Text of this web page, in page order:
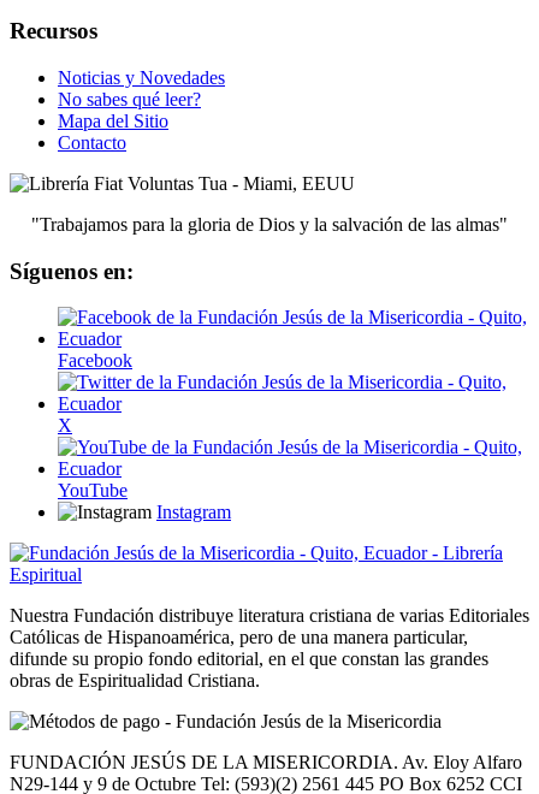
Recursos
Noticias y Novedades
No sabes qué leer?
Mapa del Sitio
Contacto
"Trabajamos para la gloria de Dios y la salvación de las almas"
Síguenos en:
Facebook
X
YouTube
Instagram
Nuestra Fundación distribuye literatura cristiana de varias Editoriales
Católicas de Hispanoamérica, pero de una manera particular,
difunde su propio fondo editorial, en el que constan las grandes
obras de Espiritualidad Cristiana.
FUNDACIÓN JESÚS DE LA MISERICORDIA. Av. Eloy Alfaro
N29-144 y 9 de Octubre Tel: (593)(2) 2561 445 PO Box 6252 CCI